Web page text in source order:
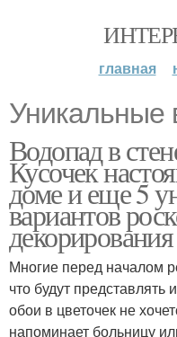
главная
Уникальные
Водопад в
Кусочек
доме и еще 5
вариантов
Многие перед началом
что будут представлять
обои в цветочек не
напоминает больницу